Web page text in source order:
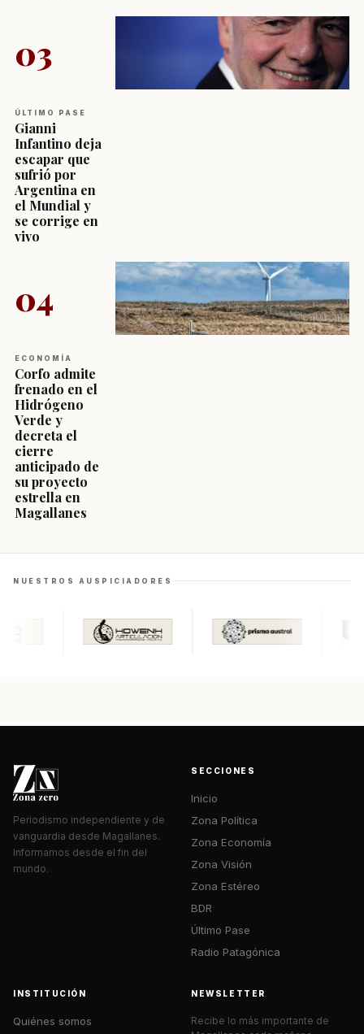
03
ÚLTIMO PASE
Gianni
Infantino deja
escapar que
sufrió por
Argentina en
el Mundial y
se corrige en
vivo
04
ECONOMÍA
Corfo admite
frenado en el
Hidrógeno
Verde y
decreta el
cierre
anticipado de
su proyecto
estrella en
Magallanes
NUESTROS AUSPICIADORES
Periodismo independiente y de
vanguardia desde Magallanes.
Informamos desde el fin del
mundo.
SECCIONES
Inicio
Zona Política
Zona Economía
Zona Visión
Zona Estéreo
BDR
Último Pase
Radio Patagónica
INSTITUCIÓN
Quiénes somos
NEWSLETTER
Recibe lo más importante de